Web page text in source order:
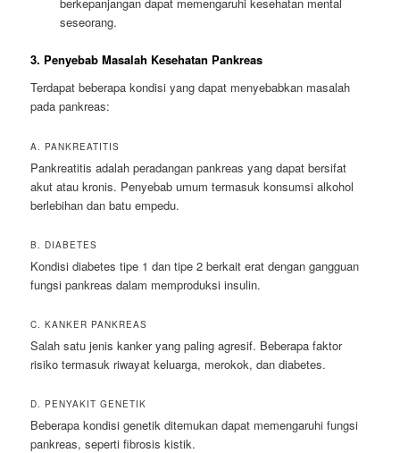
seseorang.
3. Penyebab Masalah Kesehatan Pankreas
Terdapat beberapa kondisi yang dapat menyebabkan masalah
pada pankreas:
A. PANKREATITIS
Pankreatitis adalah peradangan pankreas yang dapat bersifat
akut atau kronis. Penyebab umum termasuk konsumsi alkohol
berlebihan dan batu empedu.
B. DIABETES
Kondisi diabetes tipe 1 dan tipe 2 berkait erat dengan gangguan
fungsi pankreas dalam memproduksi insulin.
C. KANKER PANKREAS
Salah satu jenis kanker yang paling agresif. Beberapa faktor
risiko termasuk riwayat keluarga, merokok, dan diabetes.
D. PENYAKIT GENETIK
Beberapa kondisi genetik ditemukan dapat memengaruhi fungsi
pankreas, seperti fibrosis kistik.